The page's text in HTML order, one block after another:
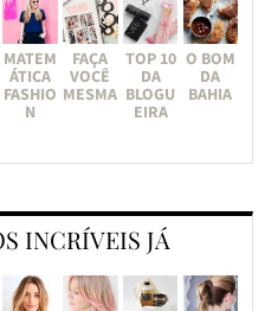
MATEM
ÁTICA
FASHIO
N
FAÇA
VOCÊ
MESMA
TOP 10
DA
BLOGU
EIRA
O BOM
DA
BAHIA
INCRÍVEIS JÁ